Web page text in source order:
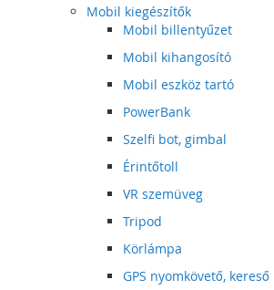
Mobil kiegészítők
Mobil billentyűzet
Mobil kihangosító
Mobil eszköz tartó
PowerBank
Szelfi bot, gimbal
Érintőtoll
VR szemüveg
Tripod
Körlámpa
GPS nyomkövető, kereső